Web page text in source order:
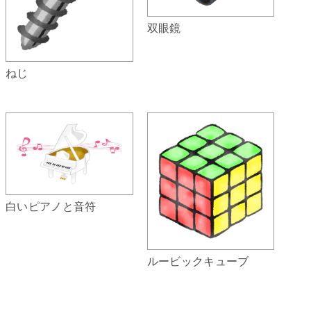
ねじ
双眼鏡
白いピアノと音符
ルービックキューブ